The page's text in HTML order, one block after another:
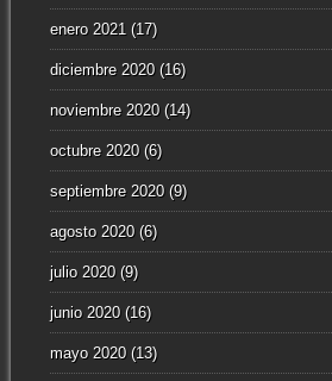
enero 2021(17)
diciembre 2020(16)
noviembre 2020(14)
octubre 2020(6)
septiembre 2020(9)
agosto 2020(6)
julio 2020(9)
junio 2020(16)
mayo 2020(13)